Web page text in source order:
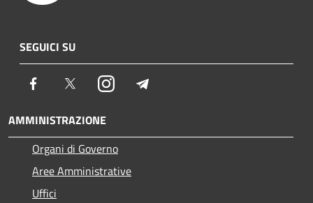
SEGUICI SU
Facebook TwitterInstagram
AMMINISTRAZIONE
Organi di Governo
Aree Amministrative
Uffici